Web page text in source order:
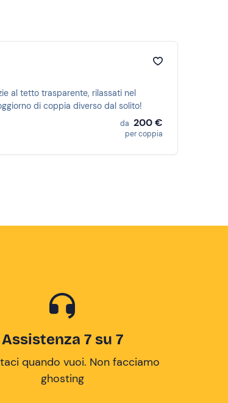
al tetto trasparente, rilassati nel
di coppia diverso dal solito!
da 200 €
per coppia
Assistenza 7 su 7
quando vuoi. Non facciamo
ghosting